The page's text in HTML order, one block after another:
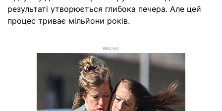
результаті утворюється глибока печера. Але цей
процес триває мільйони років.
РЕКЛАМА